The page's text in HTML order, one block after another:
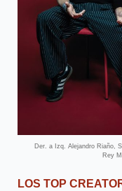
Der. a Izq. Alejandro Riaño,
Rey
LOS TOP